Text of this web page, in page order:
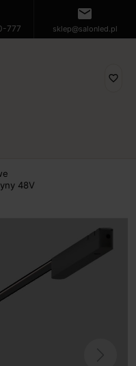
777
mail
sklep@salonled.pl
favorite_border
48V